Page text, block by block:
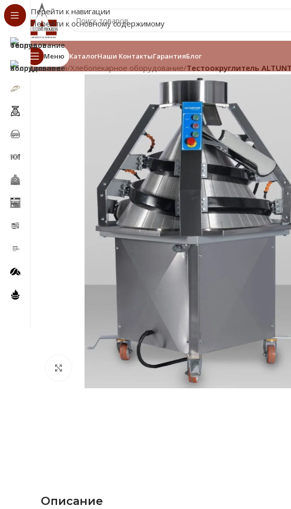
Перейти к навигации
Перейти к основному содержимому
Меню КаталогНаши КонтактыГарантияБлог
Главная/Хлебопекарное оборудование/Тестоокруглитель
Нажмите, чтобы увеличить
Описание